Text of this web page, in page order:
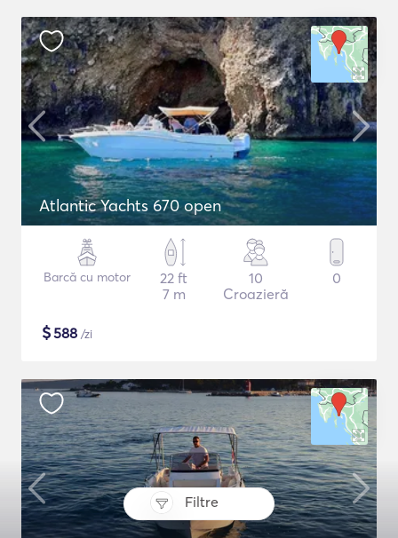
Filtre
Atlantic Yachts 670 open
Barcă cu motor
22 ft
7 m
10
Croazieră
0
$588 /zi